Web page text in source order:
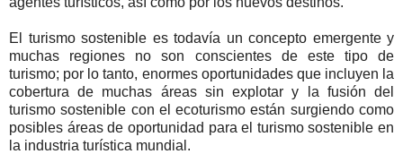
El turismo sostenible es todavía un concepto emergente y
muchas regiones no son conscientes de este tipo de
turismo; por lo tanto, enormes oportunidades que incluyen la
cobertura de muchas áreas sin explotar y la fusión del
turismo sostenible con el ecoturismo están surgiendo como
posibles áreas de oportunidad para el turismo sostenible en
la industria turística mundial.